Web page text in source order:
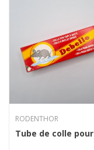
RODENTHOR